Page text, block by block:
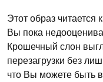
Этот образ читается
Вы пока
Крошечный слон
перезагрузки без
что Вы можете быть